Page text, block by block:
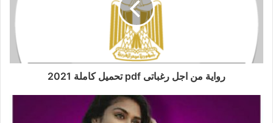
رواية من اجل رغباتى pdf تحميل كاملة 2021